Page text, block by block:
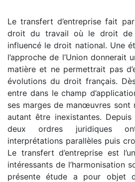
Le transfert d’entreprise fait
droit du travail où le droit de
influencé le droit national. Une
l’approche de l’Union donnerait
matière et ne permettrait pas
évolutions du droit français.
entre dans le champ
ses marges de manœuvres sont
autant être inexistantes.
deux ordres juridiques
interprétations parallèles puis
Le transfert d’entreprise est
intéressants de l’harmonisation
présente étude a pour objet